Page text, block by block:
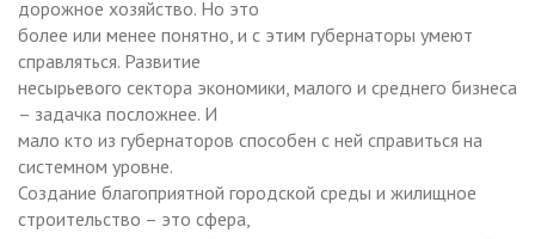
дорожное хозяйство. Но это
более или менее понятно, и с этим губернаторы умеют
справляться. Развитие
несырьевого сектора экономики, малого и среднего бизнеса
– задачка посложнее. И
мало кто из губернаторов способен с ней справиться на
системном уровне.
Создание благоприятной городской среды и жилищное
строительство – это сфера,